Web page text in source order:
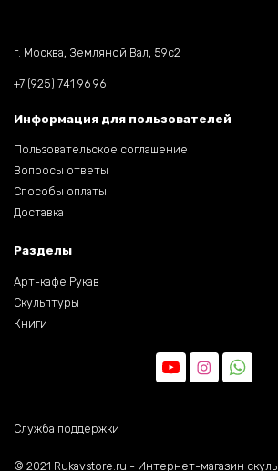
г. Москва, Земляной Вал, 59c2
+7 (925) 741 96 96
Информация для пользователей
Пользовательское соглашение
Вопросы ответы
Способы оплаты
Доставка
Разделы
Арт-кафе Рукав
Скульптуры
Книги
Служба поддержки
©️ 2021 Rukavstore.ru - Интернет-магазин